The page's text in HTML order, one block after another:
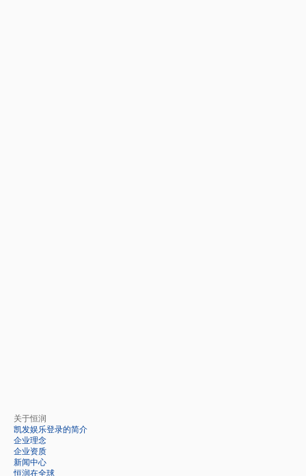
关于恒润
凯发娱乐登录的简介
企业理念
企业资质
新闻中心
恒润在全球